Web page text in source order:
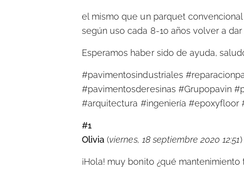
el mismo que un parquet
según uso cada 8-10 años volver a
Esperamos haber sido de ayuda,
#pavimentosindustriales
#pavimentosderesinas #Grupopavin
#arquitectura #ingeniería #epoxyfloor
#1
Olivia (viernes, 18 septiembre 2020 12:51)
¡Hola! muy bonito ¿qué